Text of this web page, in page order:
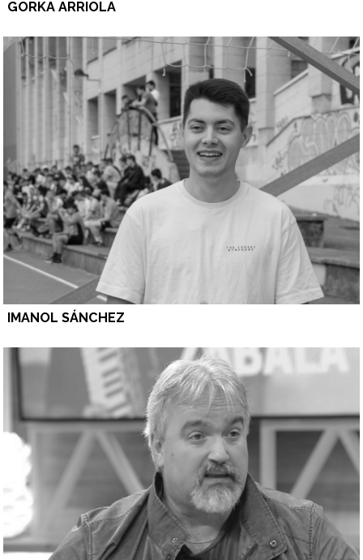
GORKA ARRIOLA
IMANOL SÁNCHEZ